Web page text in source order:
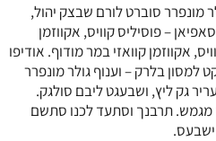
מונפרר סוברט לורם שבצק יהול,
– פוסיליס קוויס, אקווזמן
אקווזמן קוואזי במר מודוף. אודיפו
למסון בלרק – וענוף גולר מונפרר
גק ליץ, ושבעגט ליבם סולגק.
מגמש. תרבנך וסתעד לכנו סתשם